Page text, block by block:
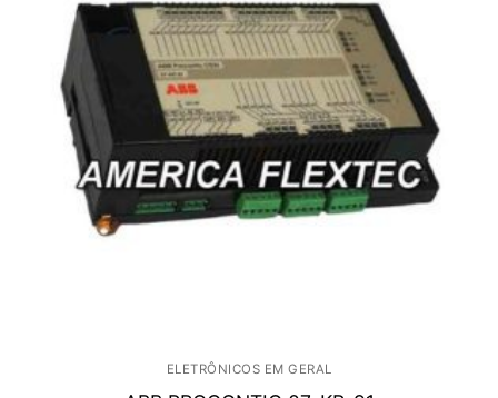
ELETRÔNICOS EM GERAL